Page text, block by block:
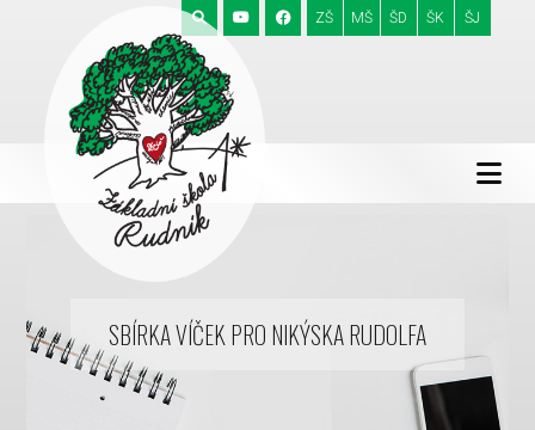
ZŠ MŠ ŠD ŠK ŠJ
SBÍRKA VÍČEK PRO NIKÝSKA RUDOLFA